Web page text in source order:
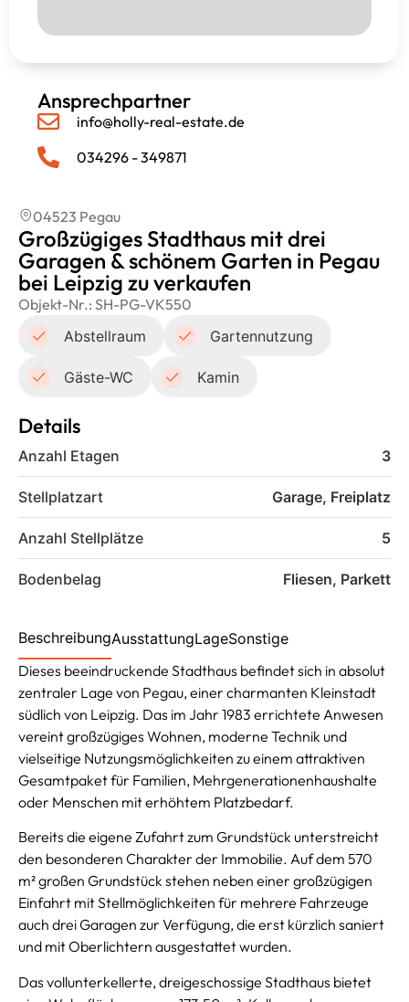
Ansprechpartner
info@holly-real-estate.de
034296 - 349871
04523 Pegau
Großzügiges Stadthaus mit drei
Garagen & schönem Garten in Pegau
bei Leipzig zu verkaufen
Objekt-Nr.: SH-PG-VK550
Abstellraum
Gartennutzung
Gäste-WC Kamin
Details
Anzahl Etagen 3
Stellplatzart Garage, Freiplatz
Anzahl Stellplätze 5
Bodenbelag Fliesen, Parkett
BeschreibungAusstattungLageSonstige
Dieses beeindruckende Stadthaus befindet sich in absolut
zentraler Lage von Pegau, einer charmanten Kleinstadt
südlich von Leipzig. Das im Jahr 1983 errichtete Anwesen
vereint großzügiges Wohnen, moderne Technik und
vielseitige Nutzungsmöglichkeiten zu einem attraktiven
Gesamtpaket für Familien, Mehrgenerationenhaushalte
oder Menschen mit erhöhtem Platzbedarf.
Bereits die eigene Zufahrt zum Grundstück unterstreicht
den besonderen Charakter der Immobilie. Auf dem 570
m² großen Grundstück stehen neben einer großzügigen
Einfahrt mit Stellmöglichkeiten für mehrere Fahrzeuge
auch drei Garagen zur Verfügung, die erst kürzlich saniert
und mit Oberlichtern ausgestattet wurden.
Das vollunterkellerte, dreigeschossige Stadthaus bietet